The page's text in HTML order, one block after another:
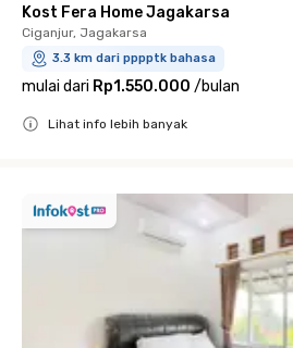
Kost Fera Home Jagakarsa
Ciganjur, Jagakarsa
3.3 km dari pppptk bahasa
mulai dari Rp1.550.000 /bulan
Lihat info lebih banyak